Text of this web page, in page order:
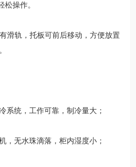
松操作。
轨，托板可前后移动，方便放置
统，工作可靠，制冷量大；
无水珠滴落，柜内湿度小；